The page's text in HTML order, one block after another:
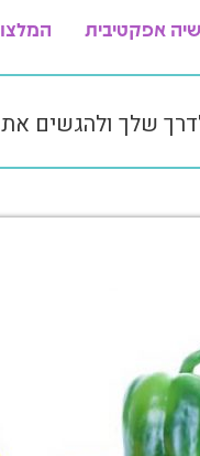
אפקטיבית
שלך ולהגשים